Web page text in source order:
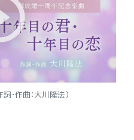
・作曲：大川隆法）